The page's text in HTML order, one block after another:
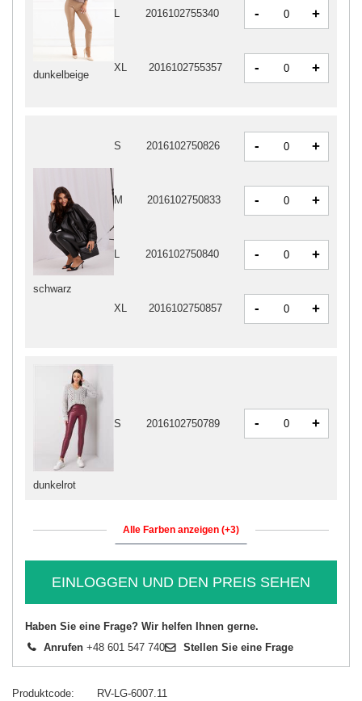
dunkelbeige
L 2016102755340 - +
XL 2016102755357 - +
schwarz
S 2016102750826 - +
M 2016102750833 - +
L 2016102750840 - +
XL 2016102750857 - +
dunkelrot
S 2016102750789 - +
Alle Farben anzeigen (+3)
EINLOGGEN UND DEN PREIS SEHEN
Haben Sie eine Frage? Wir helfen Ihnen gerne.
Anrufen +48 601 547 740 Stellen Sie eine Frage
Produktcode
RV-LG-6007.11